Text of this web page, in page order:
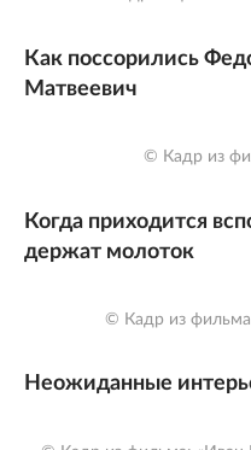
Как поссорились
Матвеевич
© Кадр из
Когда приходится
держат молоток
© Кадр из
Неожиданные